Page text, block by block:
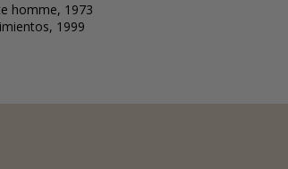
homme, 1973
1999